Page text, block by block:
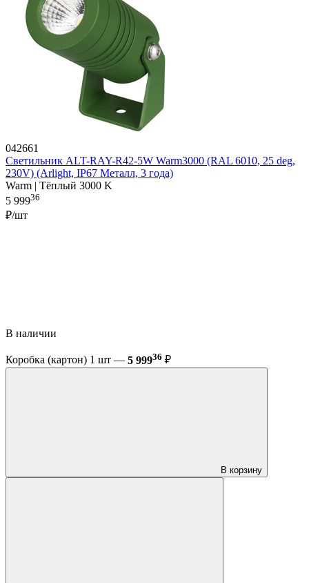
042661
Светильник ALT-RAY-R42-5W Warm3000 (RAL 6010, 25 deg,
230V) (Arlight, IP67 Металл, 3 года)
Warm | Тёплый 3000 K
5 99936
₽/шт
В наличии
Коробка (картон) 1 шт — 5 99936 ₽
В корзину